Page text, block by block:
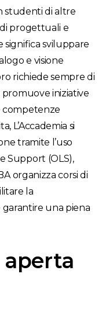
studenti di altre
progettuali e
sviluppare
e visione
richiede sempre di
promuove iniziative
competenze
L’Accademia si
tramite l’uso
Support (OLS),
organizza corsi di
la
una piena